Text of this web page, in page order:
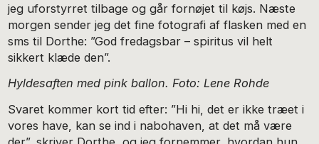
jeg uforstyrret tilbage og går fornøjet til køjs. Næste
morgen sender jeg det fine fotografi af flasken med en
sms til Dorthe: ”God fredagsbar – spiritus vil helt
sikkert klæde den”.
Hyldesaften med pink ballon. Foto: Lene Rohde
Svaret kommer kort tid efter: ”Hi hi, det er ikke træet i
vores have, kan se ind i nabohaven, at det må være